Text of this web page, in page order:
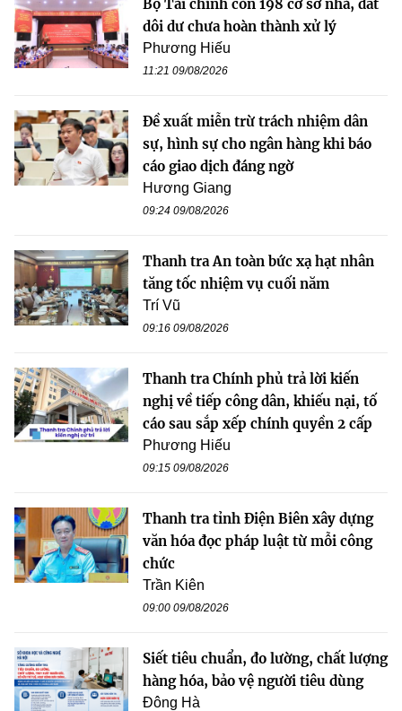
Bộ Tài chính còn 198 cơ sở nhà, đất
dôi dư chưa hoàn thành xử lý
Phương Hiếu
11:21 09/08/2026
Đề xuất miễn trừ trách nhiệm dân
sự, hình sự cho ngân hàng khi báo
cáo giao dịch đáng ngờ
Hương Giang
09:24 09/08/2026
Thanh tra An toàn bức xạ hạt nhân
tăng tốc nhiệm vụ cuối năm
Trí Vũ
09:16 09/08/2026
Thanh tra Chính phủ trả lời kiến
nghị về tiếp công dân, khiếu nại, tố
cáo sau sắp xếp chính quyền 2 cấp
Phương Hiếu
09:15 09/08/2026
Thanh tra tỉnh Điện Biên xây dựng
văn hóa đọc pháp luật từ mỗi công
chức
Trần Kiên
09:00 09/08/2026
Siết tiêu chuẩn, đo lường, chất lượng
hàng hóa, bảo vệ người tiêu dùng
Đông Hà